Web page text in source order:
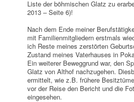
Liste der böhmischen Glatz zu
2013 – Seite 6)!
Nach dem Ende meiner
mit Familienmitgliedern erstmals
ich Reste meines zerstörten
Zustand meines Vaterhauses in
Ein weiterer Beweggrund war, den
Glatz von Althof nachzugehen.
ermittelt, wie z.B. frühere
vor der Reise den Bericht und die
eingesehen.